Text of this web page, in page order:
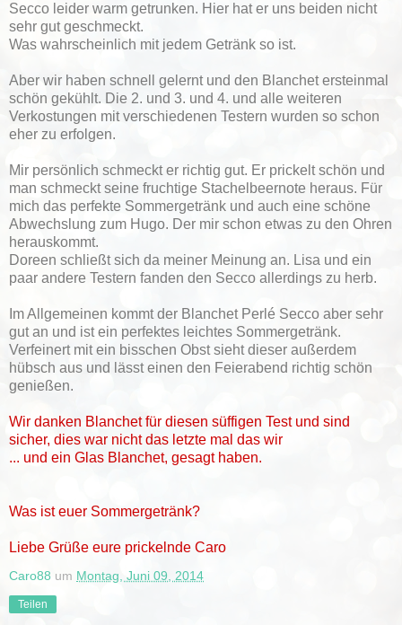
Secco leider warm getrunken. Hier hat er uns beiden nicht
sehr gut geschmeckt.
Was wahrscheinlich mit jedem Getränk so ist.
Aber wir haben schnell gelernt und den Blanchet ersteinmal
schön gekühlt. Die 2. und 3. und 4. und alle weiteren
Verkostungen mit verschiedenen Testern wurden so schon
eher zu erfolgen.
Mir persönlich schmeckt er richtig gut. Er prickelt schön und
man schmeckt seine fruchtige Stachelbeernote heraus. Für
mich das perfekte Sommergetränk und auch eine schöne
Abwechslung zum Hugo. Der mir schon etwas zu den Ohren
herauskommt.
Doreen schließt sich da meiner Meinung an. Lisa und ein
paar andere Testern fanden den Secco allerdings zu herb.
Im Allgemeinen kommt der Blanchet Perlé Secco aber sehr
gut an und ist ein perfektes leichtes Sommergetränk.
Verfeinert mit ein bisschen Obst sieht dieser außerdem
hübsch aus und lässt einen den Feierabend richtig schön
genießen.
Wir danken Blanchet für diesen süffigen Test und sind
sicher, dies war nicht das letzte mal das wir
... und ein Glas Blanchet, gesagt haben.
Was ist euer Sommergetränk?
Liebe Grüße eure prickelnde Caro
Caro88 um Montag, Juni 09, 2014
Teilen